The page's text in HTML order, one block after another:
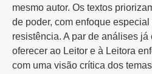
mesmo autor. Os textos
de poder, com enfoque
resistência. A par de análises
oferecer ao Leitor e à Leitora
com uma visão crítica dos